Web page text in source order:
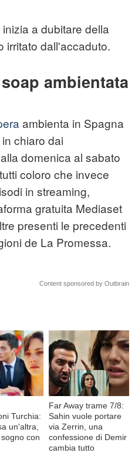
a dubitare della
irritato dall'accaduto.
ambientata
ambienta in Spagna
chiaro dai
domenica al sabato
coloro che invece
in streaming,
gratuita Mediaset
presenti le precedenti
de La Promessa.
Content sponsored by Outbrain
Turchia:
un'altra,
con
Far Away trame 7/8:
Sahin vuole portare
via Zerrin, una
confessione di Demir
cambia tutto